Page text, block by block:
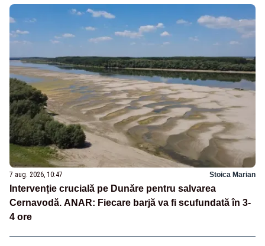
7 aug. 2026, 10:47 Stoica Marian
Intervenție crucială pe Dunăre pentru salvarea
Cernavodă. ANAR: Fiecare barjă va fi scufundată în 3-
4 ore